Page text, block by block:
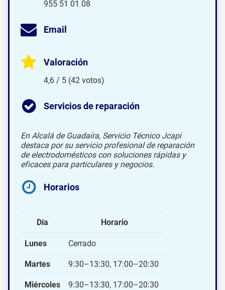
955 51 01 08
Email
Valoración
4,6 / 5 (42 votos)
Servicios de reparación
En Alcalá de Guadaíra, Servicio Técnico Jcapi
destaca por su servicio profesional de reparación
de electrodomésticos con soluciones rápidas y
eficaces para particulares y negocios.
Horarios
Día Horario
Lunes Cerrado
Martes 9:30–13:30, 17:00–20:30
Miércoles 9:30–13:30, 17:00–20:30